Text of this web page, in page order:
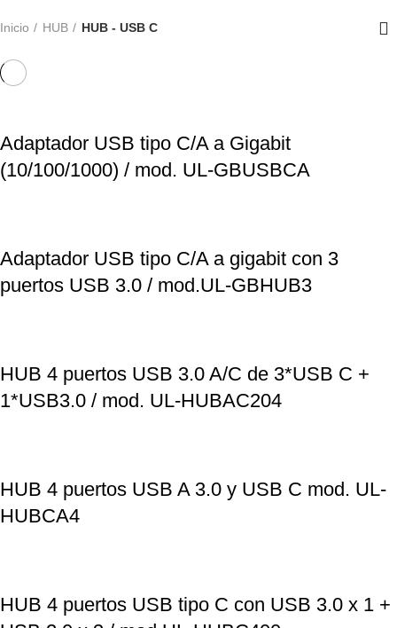
Inicio HUB HUB - USB C
Adaptador USB tipo C/A a Gigabit
(10/100/1000) / mod. UL-GBUSBCA
Adaptador USB tipo C/A a gigabit con 3
puertos USB 3.0 / mod.UL-GBHUB3
HUB 4 puertos USB 3.0 A/C de 3*USB C +
1*USB3.0 / mod. UL-HUBAC204
HUB 4 puertos USB A 3.0 y USB C mod. UL-
HUBCA4
HUB 4 puertos USB tipo C con USB 3.0 x 1 +